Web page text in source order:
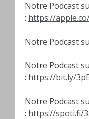
Notre Podcast
: https://
Notre Podcast
Notre Podcast
: https://bit.ly/
Notre Podcast
: https://spoti.fi/